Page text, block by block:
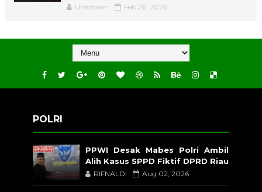
Unknown Feb 26, 2026
POLRI
PPWI Desak Mabes Polri Ambil
Alih Kasus SPPD Fiktif DPRD Riau
RIFNALDI Aug 02, 2026